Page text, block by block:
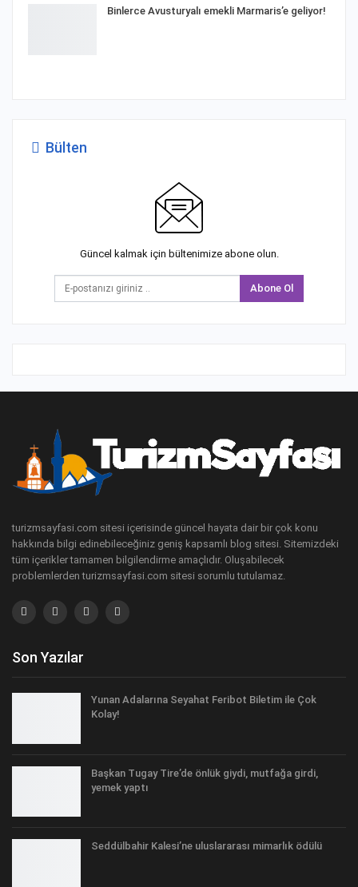
Binlerce Avusturyalı emekli Marmaris’e geliyor!
Bülten
Güncel kalmak için bültenimize abone olun.
Abone Ol
turizmsayfasi.com sitesi içerisinde güncel hayata dair bir çok konu
hakkında bilgi edinebileceğiniz geniş kapsamlı blog sitesi. Sitemizdeki
tüm içerikler tamamen bilgilendirme amaçlıdır. Oluşabilecek
problemlerden turizmsayfasi.com sitesi sorumlu tutulamaz.
Son Yazılar
Yunan Adalarına Seyahat Feribot Biletim ile Çok
Kolay!
Başkan Tugay Tire’de önlük giydi, mutfağa girdi,
yemek yaptı
Seddülbahir Kalesi’ne uluslararası mimarlık ödülü